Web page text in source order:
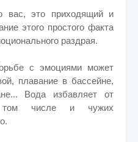
вас, это приходящий и
этого простого факта
раздрая.
с эмоциями может
плавание в бассейне,
Вода избавляет от
том числе и чужих